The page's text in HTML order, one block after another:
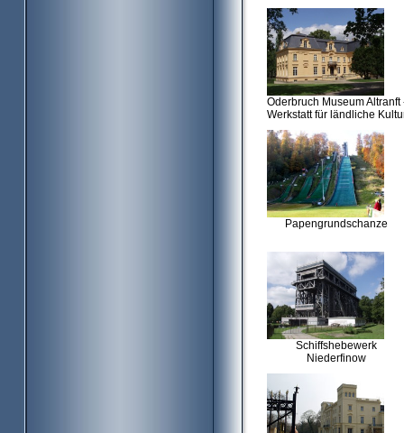
Oderbruch Museum Altranft
Werkstatt für ländliche
Papengrundschanze
Schiffshebewerk
Niederfinow